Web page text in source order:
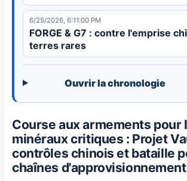
6/25/2026, 6:11:00 PM
FORGE & G7 : contre l'emprise
terres rares
Ouvrir la chronologie
Course aux armements pour
minéraux critiques : Projet
contrôles chinois et bataille
chaînes